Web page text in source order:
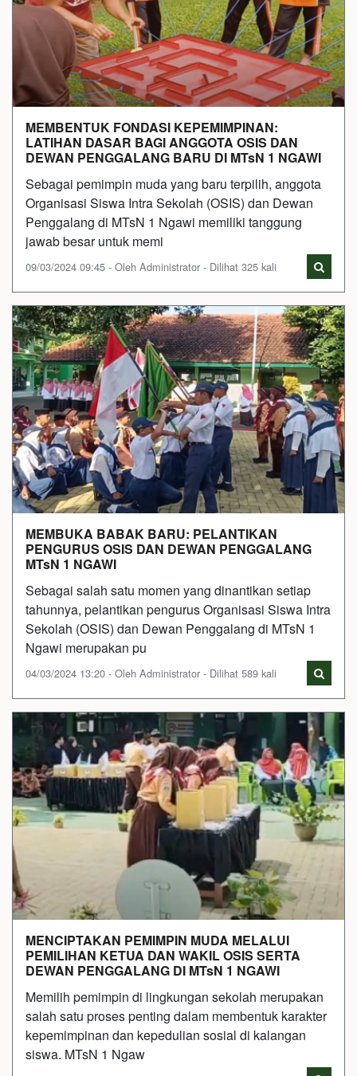
MEMBENTUK FONDASI KEPEMIMPINAN:
LATIHAN DASAR BAGI ANGGOTA OSIS DAN
DEWAN PENGGALANG BARU DI MTsN 1 NGAWI
Sebagai pemimpin muda yang baru terpilih, anggota
Organisasi Siswa Intra Sekolah (OSIS) dan Dewan
Penggalang di MTsN 1 Ngawi memiliki tanggung
jawab besar untuk memi
09/03/2024 09:45 - Oleh Administrator - Dilihat 325 kali
MEMBUKA BABAK BARU: PELANTIKAN
PENGURUS OSIS DAN DEWAN PENGGALANG
MTsN 1 NGAWI
Sebagai salah satu momen yang dinantikan setiap
tahunnya, pelantikan pengurus Organisasi Siswa Intra
Sekolah (OSIS) dan Dewan Penggalang di MTsN 1
Ngawi merupakan pu
04/03/2024 13:20 - Oleh Administrator - Dilihat 589 kali
MENCIPTAKAN PEMIMPIN MUDA MELALUI
PEMILIHAN KETUA DAN WAKIL OSIS SERTA
DEWAN PENGGALANG DI MTsN 1 NGAWI
Memilih pemimpin di lingkungan sekolah merupakan
salah satu proses penting dalam membentuk karakter
kepemimpinan dan kepedulian sosial di kalangan
siswa. MTsN 1 Ngaw